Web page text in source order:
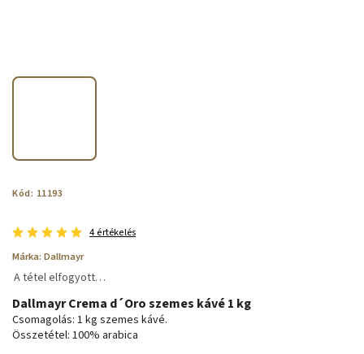
Kód: 11193
4 értékelés
Márka: Dallmayr
A tétel elfogyott…
Dallmayr Crema d´Oro szemes kávé 1 kg
Csomagolás: 1 kg szemes kávé.
Összetétel: 100% arabica